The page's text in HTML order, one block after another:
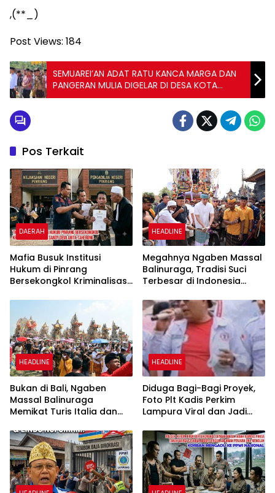
,(**_)
Post Views: 184
SEMUAREI’AN ADAT RATU KANCA MARGA DAN
PANGERAN MULIA DIGELAR DI DESA KOTA
NAPAL
Pos Terkait
DAERAH
Mafia Busuk Institusi
Hukum di Pinrang
Bersekongkol Kriminalisasi
HEADLINE
Megahnya Ngaben Massal
Balinuraga, Tradisi Suci
Terbesar di Indonesia
dan Merekatkan Ikatan
Keluarga
HEADLINE
Bukan di Bali, Ngaben
Massal Balinuraga
Memikat Turis Italia dan
HEADLINE
Diduga Bagi-Bagi Proyek,
Foto Plt Kadis Perkim
Lampura Viral dan Jadi
Netizen